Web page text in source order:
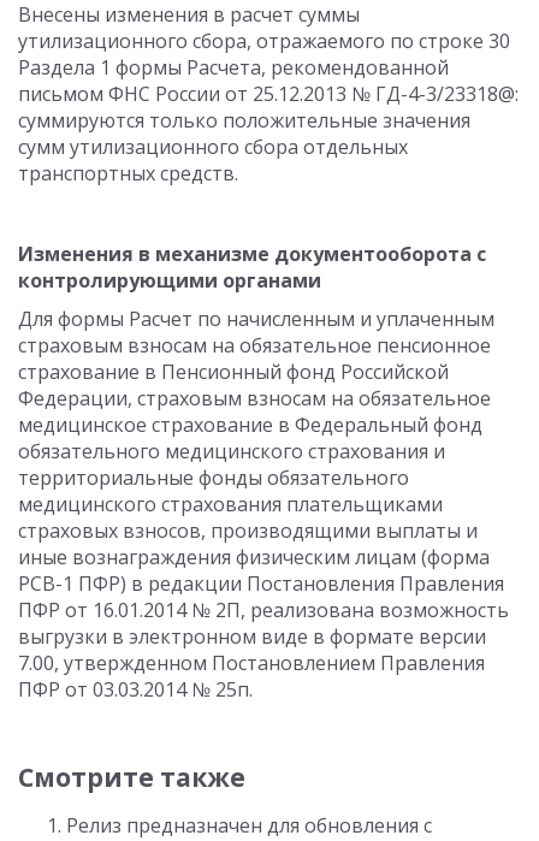
Внесены изменения в расчет суммы
утилизационного сбора, отражаемого по строке 30
Раздела 1 формы Расчета, рекомендованной
письмом ФНС России от 25.12.2013 № ГД-4-3/23318@:
суммируются только положительные значения
сумм утилизационного сбора отдельных
транспортных средств.
Изменения в механизме документооборота с
контролирующими органами
Для формы Расчет по начисленным и уплаченным
страховым взносам на обязательное пенсионное
страхование в Пенсионный фонд Российской
Федерации, страховым взносам на обязательное
медицинское страхование в Федеральный фонд
обязательного медицинского страхования и
территориальные фонды обязательного
медицинского страхования плательщиками
страховых взносов, производящими выплаты и
иные вознаграждения физическим лицам (форма
РСВ-1 ПФР) в редакции Постановления Правления
ПФР от 16.01.2014 № 2П, реализована возможность
выгрузки в электронном виде в формате версии
7.00, утвержденном Постановлением Правления
ПФР от 03.03.2014 № 25п.
Смотрите также
Релиз предназначен для обновления с